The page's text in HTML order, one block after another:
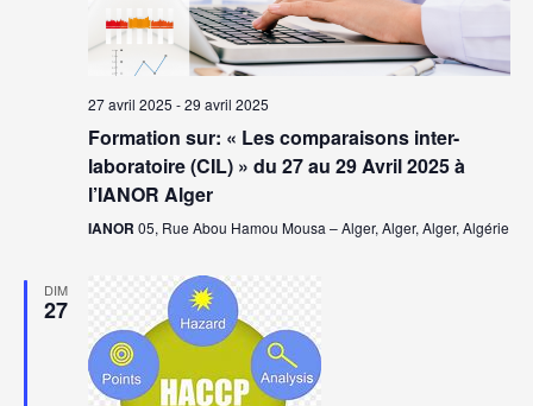
27 avril 2025 -29 avril 2025
Formation sur: « Les comparaisons inter-
laboratoire (CIL) » du 27 au 29 Avril 2025 à
l’IANOR Alger
IANOR 05, Rue Abou Hamou Mousa – Alger, Alger, Alger, Algérie
DIM
27